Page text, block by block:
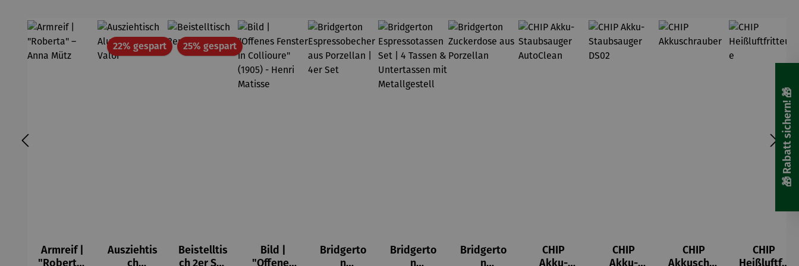
Armreif |
"Roberta"
22% gespartRabatt
Ausziehtis
ch
25% gespartRabatt
Beistelltis
ch 2er Set
Bild |
"Offenes
Bridgerto
n
Bridgerto
n
Bridgerto
n
CHIP
Akku-
CHIP
Akku-
CHIP
Akkuschra
CHIP
Heißluftfri
🎁 Rabatt sichern! 🎁